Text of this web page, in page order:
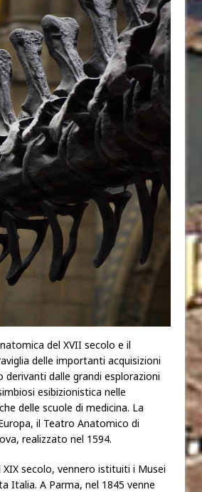
del XVII secolo e il
delle importanti acquisizioni
dalle grandi esplorazioni
esibizionistica nelle
delle scuole di medicina. La
il Teatro Anatomico di
realizzato nel 1594.
XIX secolo, vennero istituiti i Musei
Italia. A Parma, nel 1845 venne